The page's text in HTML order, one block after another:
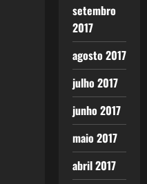
setembro
2017
agosto 2017
julho 2017
junho 2017
maio 2017
abril 2017